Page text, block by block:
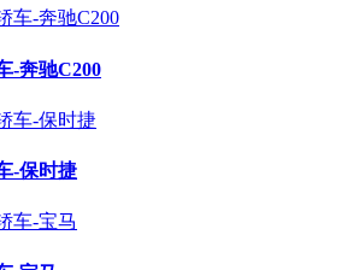
-奔驰C200
-保时捷